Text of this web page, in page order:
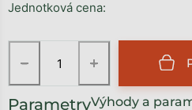
Jednotková cena:
+
−
Výhody a